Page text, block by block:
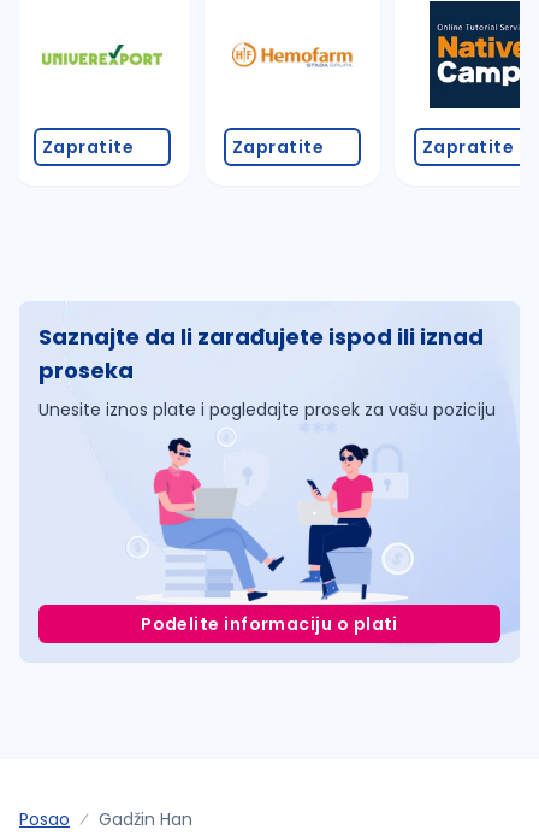
Zapratite Zapratite Zapratite
Saznajte da li zarađujete ispod ili iznad
proseka
Unesite iznos plate i pogledajte prosek za vašu poziciju
Podelite informaciju o plati
Posao Gadžin Han